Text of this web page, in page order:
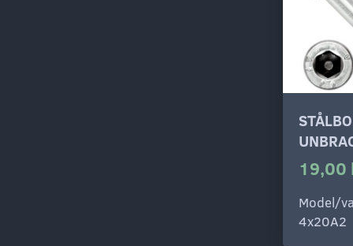
19,00
Model/
4x20A2